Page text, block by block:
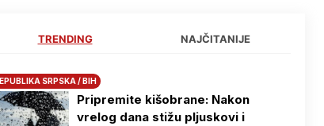
TRENDING NAJČITANIJE
SRPSKA / BIH
Pripremite kišobrane: Nakon
vrelog dana stižu pljuskovi i